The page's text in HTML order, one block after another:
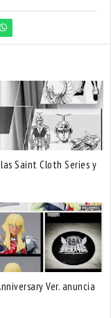
Saint Cloth Series y
Ver. anuncia